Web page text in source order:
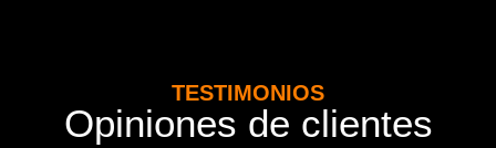
TESTIMONIOS
Opiniones de clientes